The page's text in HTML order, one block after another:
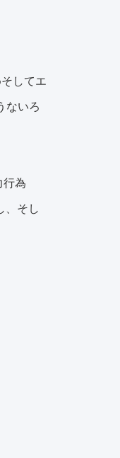
してエ
ないろ
行為
、そし